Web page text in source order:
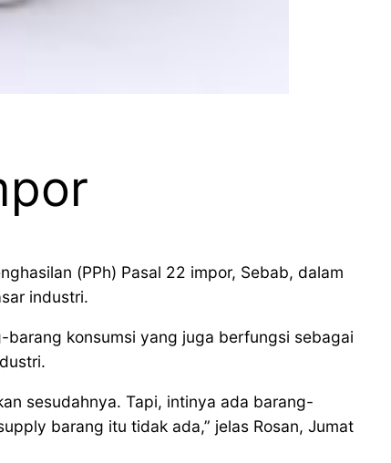
(PPh) Pasal 22 impor, Sebab, dalam
industri.
barang konsumsi yang juga berfungsi sebagai
sesudahnya. Tapi, intinya ada barang-
barang itu tidak ada,” jelas Rosan, Jumat